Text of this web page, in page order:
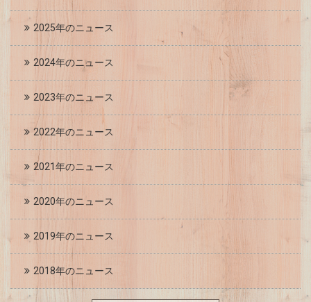
2025年のニュース
2024年のニュース
2023年のニュース
2022年のニュース
2021年のニュース
2020年のニュース
2019年のニュース
2018年のニュース